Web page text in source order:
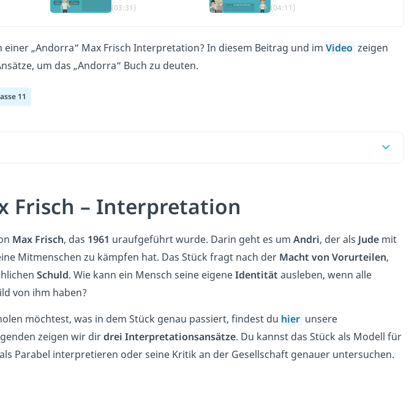
(03:31)
(04:11)
einer „Andorra“ Max Frisch Interpretation? In diesem Beitrag und im Video zeigen
um das „Andorra“ Buch zu deuten.
11
Frisch – Interpretation
Max Frisch, das 1961 uraufgeführt wurde. Darin geht es um Andri, der als Jude mit
Mitmenschen zu kämpfen hat. Das Stück fragt nach der Macht von Vorurteilen,
Schuld. Wie kann ein Mensch seine eigeneIdentität ausleben, wenn alle
von ihm haben?
möchtest, was in dem Stück genau passiert, findest du hier unsere
zeigen wir dirdrei Interpretationsansätze. Du kannst das Stück als Modell für
Parabel interpretieren oder seine Kritik an der Gesellschaft genauer untersuchen.